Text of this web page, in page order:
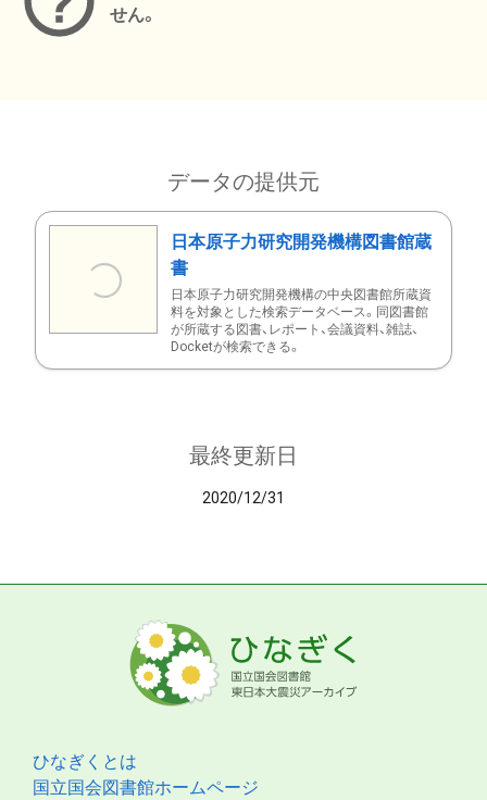
せん。
データの提供元
日本原子力研究開発機構図書館蔵
書
日本原子力研究開発機構の中央図書館所蔵資
料を対象とした検索データベース。同図書館
が所蔵する図書、レポート、会議資料、雑誌、
Docketが検索できる。
最終更新日
2020/12/31
ひなぎくとは
国立国会図書館ホームページ